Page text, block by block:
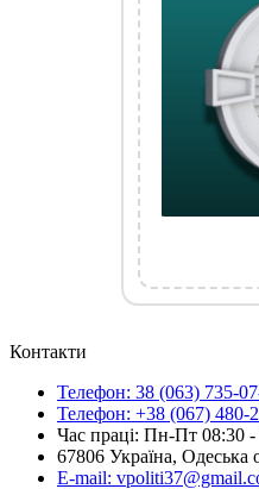
Контакти
Телефон: 38 (063) 735-
Телефон: +38 (067) 480-
Час праці: Пн-Пт 08:30 -
67806 Україна, Одеська
E-mail: